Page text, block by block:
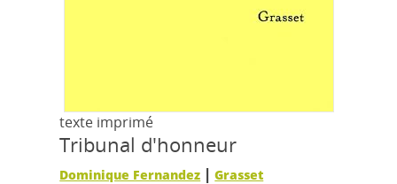
texte imprimé
Tribunal d'honneur
Dominique Fernandez |Grasset